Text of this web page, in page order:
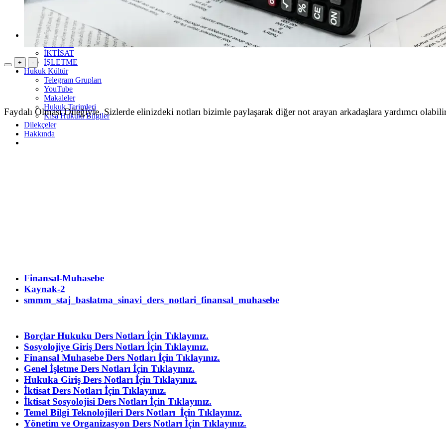
4.Sınıf Çalışma Odası
ARABULUCULUK Çalışma Odası
Ders Notları
HUKUK
İKTİSAT
İŞLETME
Hukuk Kültür
Telegram Grupları
YouTube
Makaleler
Hukuk Terimleri
Kısa Hukuki Bilgiler
Dilekçeler
Hakkında
+ -
Faydalı Olması Dileğiyle. Sizlerde elinizdeki notları bizimle paylaşarak diğer not arayan arkadaşlara yardımcı
Finansal-Muhasebe
Kaynak-2
smmm_staj_baslatma_sinavi_ders_notlari_finansal_muhasebe
Borçlar Hukuku Ders Notları İçin Tıklayınız.
Sosyolojiye Giriş Ders Notları İçin Tıklayınız.
Finansal Muhasebe Ders Notları İçin Tıklayınız.
Genel İşletme Ders Notları İçin Tıklayınız.
Hukuka Giriş Ders Notları İçin Tıklayınız.
İktisat Ders Notları İçin Tıklayınız.
İktisat Sosyolojisi Ders Notları İçin Tıklayınız.
Temel Bilgi Teknolojileri Ders Notları İçin Tıklayınız.
Yönetim ve Organizasyon Ders Notları İçin Tıklayınız.